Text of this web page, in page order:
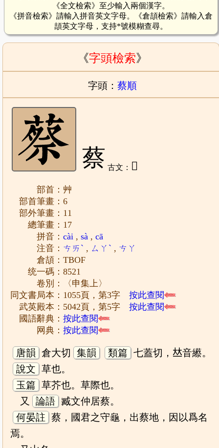
《全文檢索》至少輸入兩個漢字。
《拼音檢索》請輸入拼音英文字母。《倉頡檢索》請輸入倉
頡英文字母，支持*號模糊查尋。
《字頭檢索》
字頭： 蔡順
蔡 古文： 𣞖
部首：艸
部首筆畫：6
部外筆畫：11
總筆畫：17
拼音：cài ,sà ,cā
注音： ㄘㄞˋ , ㄙㄚˋ , ㄘㄚ
倉頡：TBOF
统一碼：8521
卷別：〈申集上〉
同文書局本：1055頁，第3字按此查閱
武英殿本：5042頁，第5字按此查閱
國語辭典：按此查閱
网典：按此查閱
唐韻 倉大切 集韻 類篇 七蓋切，𠀤音䌨。
說文 草也。
玉篇 草芥也。草際也。
又
論語 臧文仲居蔡。
何晏註 蔡，國君之守龜，出蔡地，因以爲名
焉。